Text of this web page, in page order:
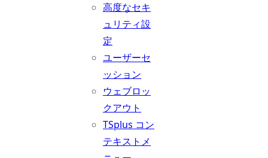
高度なセキ
ュリティ設
定
ユーザーセ
ッション
ウェブロッ
クアウト
TSplus コン
テキストメ